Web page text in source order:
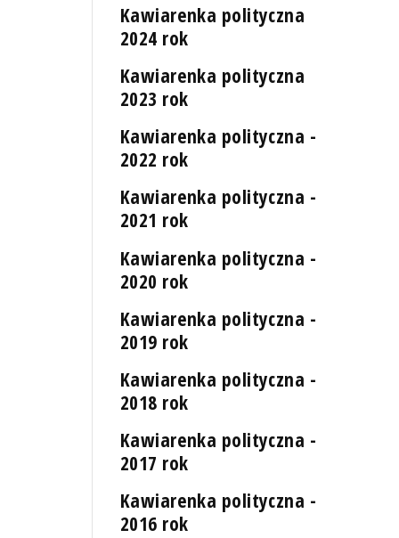
Kawiarenka polityczna
2024 rok
Kawiarenka polityczna
2023 rok
Kawiarenka polityczna -
2022 rok
Kawiarenka polityczna -
2021 rok
Kawiarenka polityczna -
2020 rok
Kawiarenka polityczna -
2019 rok
Kawiarenka polityczna -
2018 rok
Kawiarenka polityczna -
2017 rok
Kawiarenka polityczna -
2016 rok